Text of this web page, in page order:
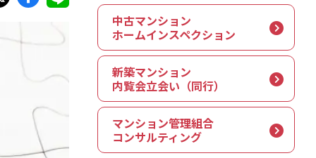
中古マンション
ホームインスペクション
新築マンション
内覧会立会い（同行）
マンション管理組合
コンサルティング